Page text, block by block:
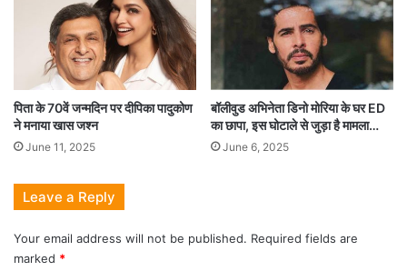
पिता के 70वें जन्मदिन पर दीपिका पादुकोण
ने मनाया खास जश्न
June 11, 2025
बॉलीवुड अभिनेता डिनो मोरिया के घर ED
का छापा, इस घोटाले से जुड़ा है मामला…
June 6, 2025
Leave a Reply
Your email address will not be published. Required fields are
marked *